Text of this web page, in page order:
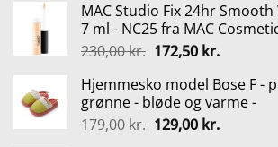
pris
var:
450,00 kr..
pris
er:
360,00 kr..
MAC Studio Fix 24hr
7 ml - NC25 fra MAC
230,00kr. Den
pris
var:
230,00 kr..
172,50 kr.Den
pris
er:
172,50 kr..
Hjemmesko model Bose F -
grønne - bløde og varme -
179,00kr. Den
129,00 kr.Den